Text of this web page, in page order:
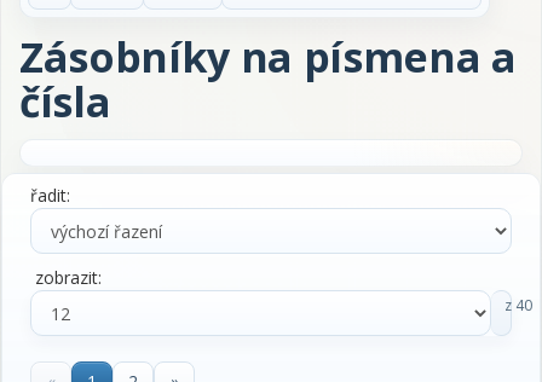
Zásobníky na písmena a
čísla
řadit:
zobrazit:
z 40